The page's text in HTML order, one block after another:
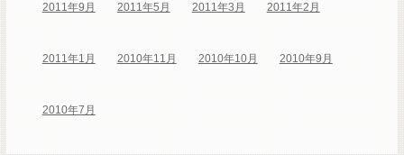
2011年9月 2011年5月 2011年3月 2011年2月
2011年1月 2010年11月 2010年10月 2010年9月
2010年7月